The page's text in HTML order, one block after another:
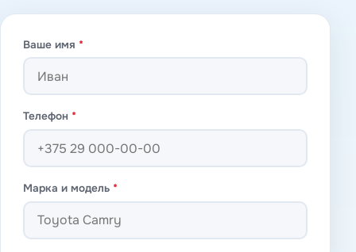
Ваше имя *
Телефон *
Марка и модель *